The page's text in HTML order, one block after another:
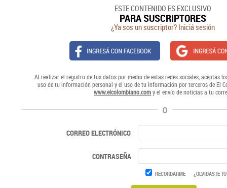
ESTE CONTENIDO ES EXCLUSIVO
PARA SUSCRIPTORES
¿Ya sos un suscriptor? Iniciá sesión
Al realizar el registro de tus datos por medio de estas redes sociales, aceptas
uso de tu información personal y el uso de tu información por terceros de El
www.elcolombiano.comy el envío de noticias a tu
O
CORREO ELECTRÓNICO
CONTRASEÑA
RECORDARME ¿OLVIDASTE TU